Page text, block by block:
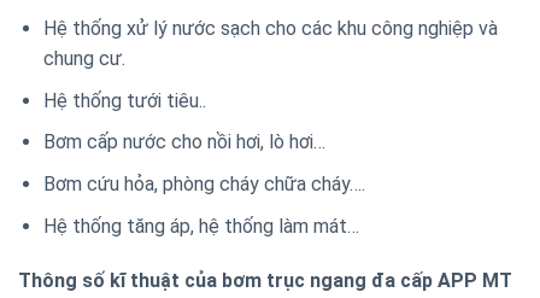
Hệ thống xử lý nước sạch cho các khu công nghiệp và
chung cư.
Hệ thống tưới tiêu..
Bơm cấp nước cho nồi hơi, lò hơi…
Bơm cứu hỏa, phòng cháy chữa cháy….
Hệ thống tăng áp, hệ thống làm mát…
Thông số kĩ thuật của bơm trục ngang đa cấp APP MT